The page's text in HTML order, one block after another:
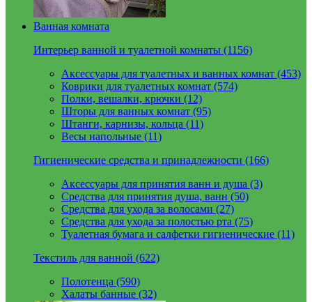
Ванная комната
Интерьер ванной и туалетной комнаты (1156)
Аксессуары для туалетных и ванных комнат (453)
Коврики для туалетных комнат (574)
Полки, вешалки, крючки (12)
Шторы для ванных комнат (95)
Штанги, карнизы, кольца (11)
Весы напольные (11)
Гигиенические средства и принадлежности (166)
Аксессуары для принятия ванн и душа (3)
Средства для принятия душа, ванн (50)
Средства для ухода за волосами (27)
Средства для ухода за полостью рта (75)
Туалетная бумага и салфетки гигиенические (11)
Текстиль для ванной (622)
Полотенца (590)
Халаты банные (32)